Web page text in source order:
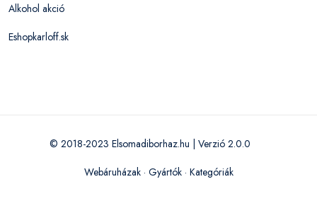
Alkohol akció
Eshopkarloff.sk
© 2018-2023 Elsomadiborhaz.hu | Verzió 2.0.0
Webáruházak· Gyártók· Kategóriák